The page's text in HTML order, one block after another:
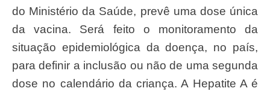
do Ministério da Saúde, prevê uma dose única
da vacina. Será feito o monitoramento da
situação epidemiológica da doença, no país,
para definir a inclusão ou não de uma segunda
dose no calendário da criança. A Hepatite A é